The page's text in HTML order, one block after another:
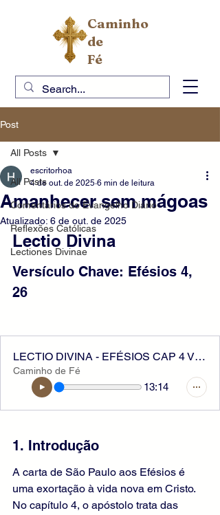
Caminho
de
Fé
Post
All Posts
Comentários do Evangelho Diário
Reflexões Católicas
Lectiones Divinae
All Posts
Amanhecer sem mágoas
escritorhoa
4 de out. de 2025 6 min de leitura
Atualizado: 6 de out. de 2025
Lectio Divina
Versículo Chave: Efésios 4,
26
LECTIO DIVINA - EFÉSIOS CAP 4 VER 26
Caminho de Fé
13:14
1. Introdução
A carta de São Paulo aos Efésios é
uma exortação à vida nova em Cristo.
No capítulo 4, o apóstolo trata das